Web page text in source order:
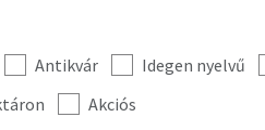
Antikvár Idegen nyelvű
Akciós